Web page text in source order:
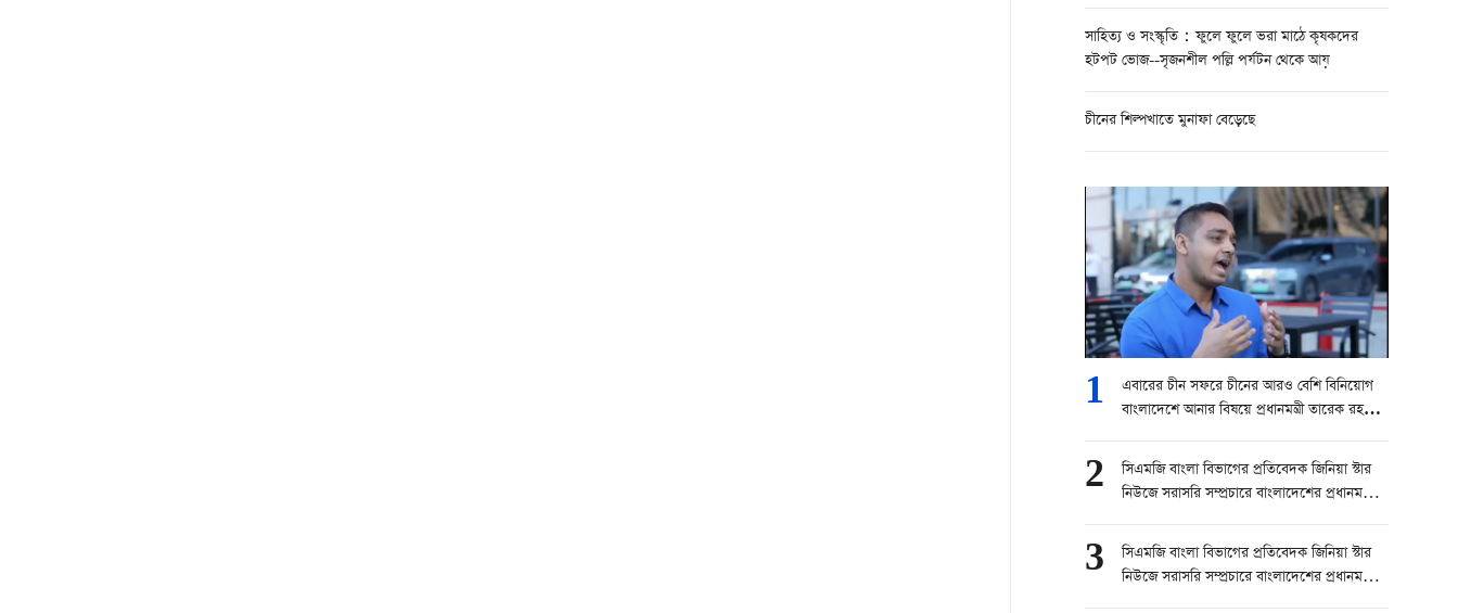
সাহিত্য ও সংস্কৃতি：ফুলে ফুলে ভরা মাঠে কৃষকদের
হটপট ভোজ--সৃজনশীল পল্লি পর্যটন থেকে আয়
চীনের শিল্পখাতে মুনাফা বেড়েছে
1
এবারের চীন সফরে চীনের আরও বেশি বিনিয়োগ
বাংলাদেশে আনার বিষয়ে প্রধানমন্ত্রী তারেক রহমান
সিনিয়র রিপোর্টার, চ্যানেল ২৪
2
সিএমজি বাংলা বিভাগের প্রতিবেদক জিনিয়া স্টার
নিউজে সরাসরি সম্প্রচারে বাংলাদেশের প্রধানমন্ত্রী
part 1
3
সিএমজি বাংলা বিভাগের প্রতিবেদক জিনিয়া স্টার
নিউজে সরাসরি সম্প্রচারে বাংলাদেশের প্রধানমন্ত্রী